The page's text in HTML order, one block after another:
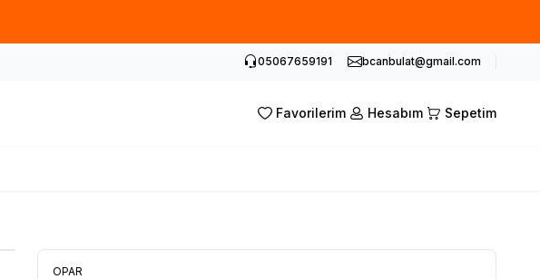
05067659191 bcanbulat@gmail.com
Favorilerim Hesabım Sepetim
OPAR